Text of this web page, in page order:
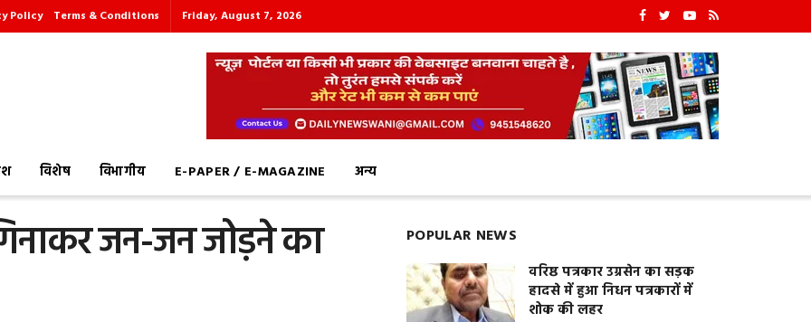
Policy Terms & Conditions Friday, August 7, 2026
विशेष विभागीय E-PAPER / E-MAGAZINE अन्य
जन-जन जोड़ने का POPULAR NEWS
वरिष्ठ पत्रकार उग्रसेन का सड़क
हादसे में हुआ निधन पत्रकारों में
शोक की लहर